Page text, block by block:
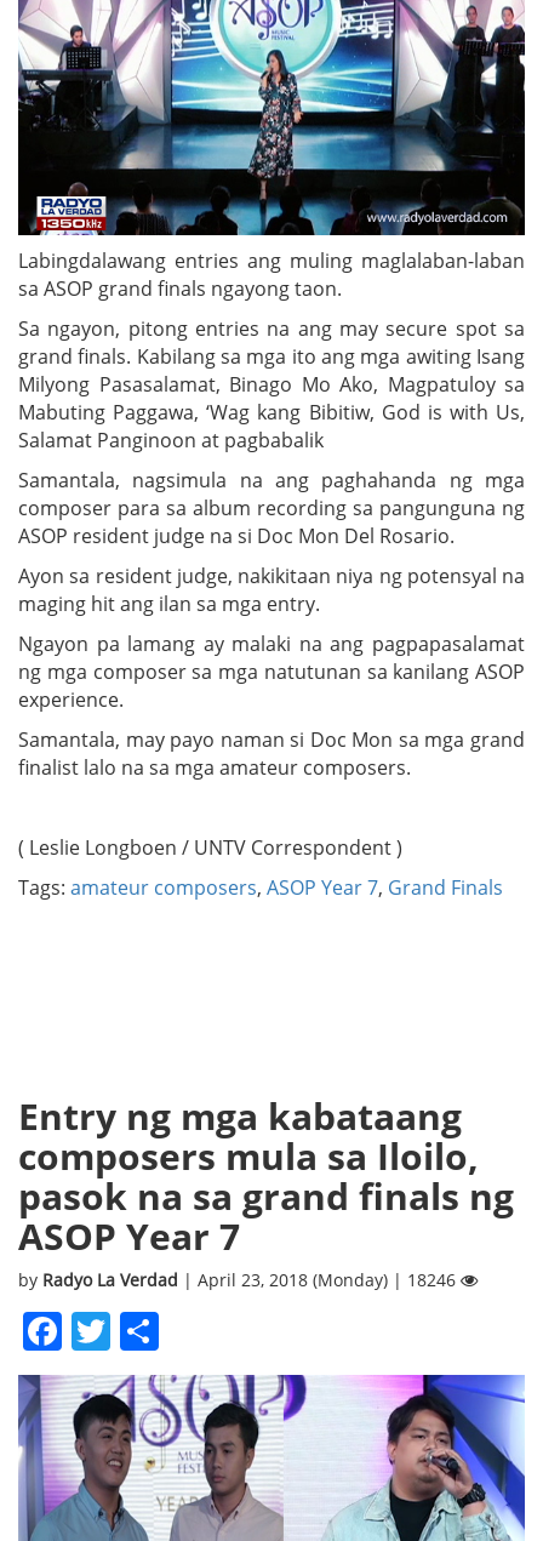
Labingdalawang entries ang muling maglalaban-laban
sa ASOP grand finals ngayong taon.
Sa ngayon, pitong entries na ang may secure spot sa
grand finals. Kabilang sa mga ito ang mga awiting Isang
Milyong Pasasalamat, Binago Mo Ako, Magpatuloy sa
Mabuting Paggawa, ‘Wag kang Bibitiw, God is with Us,
Salamat Panginoon at pagbabalik
Samantala, nagsimula na ang paghahanda ng mga
composer para sa album recording sa pangunguna ng
ASOP resident judge na si Doc Mon Del Rosario.
Ayon sa resident judge, nakikitaan niya ng potensyal na
maging hit ang ilan sa mga entry.
Ngayon pa lamang ay malaki na ang pagpapasalamat
ng mga composer sa mga natutunan sa kanilang ASOP
experience.
Samantala, may payo naman si Doc Mon sa mga grand
finalist lalo na sa mga amateur composers.
( Leslie Longboen / UNTV Correspondent )
Tags: amateur composers, ASOP Year 7, Grand Finals
Entry ng mga kabataang
composers mula sa Iloilo,
pasok na sa grand finals ng
ASOP Year 7
by Radyo La Verdad | April 23, 2018 (Monday) | 18246
Facebook
Twitter